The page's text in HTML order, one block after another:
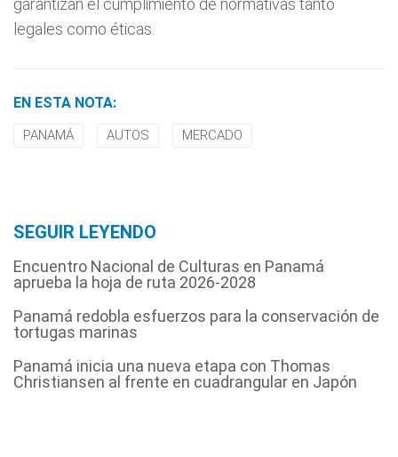
garantizan el cumplimiento de normativas tanto
legales como éticas.
EN ESTA NOTA:
PANAMÁ AUTOS MERCADO
SEGUIR LEYENDO
Encuentro Nacional de Culturas en Panamá
aprueba la hoja de ruta 2026-2028
Panamá redobla esfuerzos para la conservación de
tortugas marinas
Panamá inicia una nueva etapa con Thomas
Christiansen al frente en cuadrangular en Japón